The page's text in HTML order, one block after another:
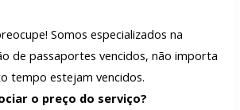
Somos especializados na
de passaportes vencidos, não importa
tempo estejam vencidos.
o preço do serviço?